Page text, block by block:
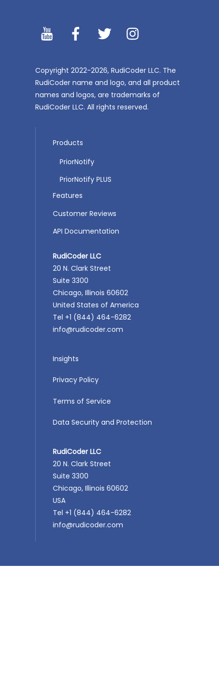
YouTibe Facebook Twitter
Copyright 2022-2026, RudiCoder LLC. The
RudiCoder name and logo, and all product
names and logos, are trademarks of
RudiCoder LLC. All rights reserved.
Products
PriorNotify
PriorNotify PLUS
Features
Customer Reviews
API Documentation
RudiCoder LLC
20 N. Clark Street
Suite 3300
Chicago, Illinois 60602
United States of America
Tel +1 (844) 464-6282
info@rudicoder.com
Insights
Privacy Policy
Terms of Service
Data Security and Protection
RudiCoder LLC
20 N. Clark Street
Suite 3300
Chicago, Illinois 60602
USA
Tel +1 (844) 464-6282
info@rudicoder.com